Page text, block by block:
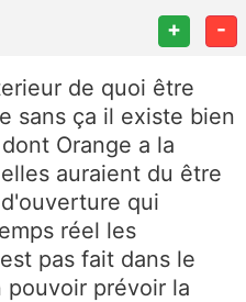
+ -
de quoi être
sans ça il existe bien
Orange a la
auraient du être
qui
réel les
pas fait dans le
prévoir la